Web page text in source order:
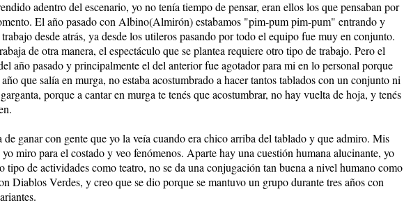
adentro del escenario, yo no tenía tiempo de pensar, eran ellos los que pensaban por
El año pasado con Albino(Almirón) estabamos "pim-pum pim-pum" entrando y
desde atrás, ya desde los utileros pasando por todo el equipo fue muy en conjunto.
de otra manera, el espectáculo que se plantea requiere otro tipo de trabajo. Pero el
año pasado y principalmente el del anterior fue agotador para mi en lo personal porque
que salía en murga, no estaba acostumbrado a hacer tantos tablados con un conjunto ni
porque a cantar en murga te tenés que acostumbrar, no hay vuelta de hoja, y tenés
de ganar con gente que yo la veía cuando era chico arriba del tablado y que admiro. Mis
miro para el costado y veo fenómenos. Aparte hay una cuestión humana alucinante, yo
tipo de actividades como teatro, no se da una conjugación tan buena a nivel humano como
Diablos Verdes, y creo que se dio porque se mantuvo un grupo durante tres años con